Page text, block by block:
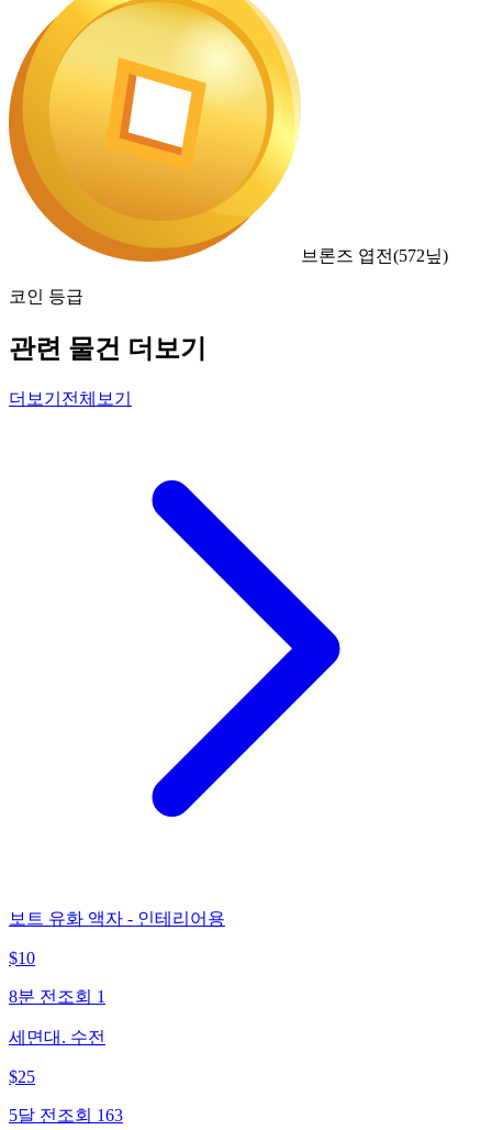
브론즈 엽전(572닢)
코인 등급
관련 물건 더보기
더보기 전체보기
보트 유화 액자 - 인테리어용
$10
8분 전 조회 1
세면대. 수전
$25
5달 전 조회 163